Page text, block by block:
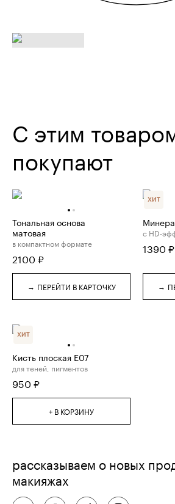
С этим
покупают
Тональная основа
матовая
в компактном формате
2100 ₽
→ ПЕРЕЙТИ В КАРТОЧКУ
ХИТ
с HD-
1390 ₽
→
ХИТ
Кисть плоская E07
для теней, пигментов
950 ₽
+ В КОРЗИНУ
рассказываем о новых
макияжах